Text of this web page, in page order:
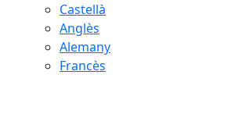
Castellà
Anglès
Alemany
Francès